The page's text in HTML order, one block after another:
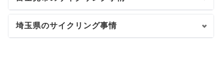
埼玉県のサイクリング事情